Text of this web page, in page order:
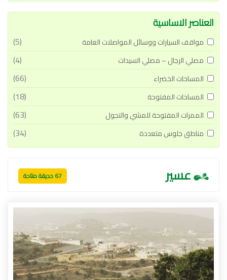
العناصر الاساسية
مواقف السيارات ووسائل المواصلات العامة (5)
مصلي الرجال – مصلي السيدات (4)
المساحات الخضراء (66)
المساحات المفتوحة (18)
الممرات المفتوحة للمشي والتجول (63)
مناطق جلوس متعددة (34)
عسير 67 حديقة متاحة